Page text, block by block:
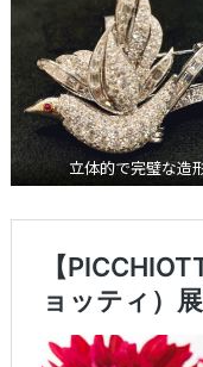
立体的で完璧な造